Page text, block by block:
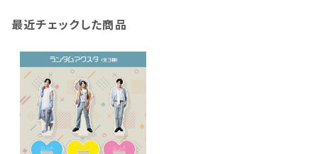
最近チェックした商品